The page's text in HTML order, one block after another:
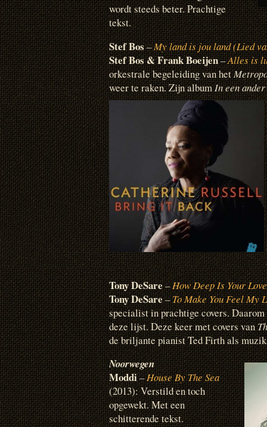
wordt steeds beter. Prachtige
tekst.
Stef Bos–My land is jou land (Lied
Stef Bos & Frank Boeijen–Alles is
orkestrale begeleiding van het
weer te raken. Zijn albumIn een
Tony DeSare–How Deep Is Your Love
Tony DeSare–To Make You Feel My
specialist in prachtige covers.
deze lijst. Deze keer met covers van
de briljante pianist Ted Firth als
Noorwegen
Moddi–House By The Sea
(2013): Verstild en toch
opgewekt. Met een
schitterende tekst.